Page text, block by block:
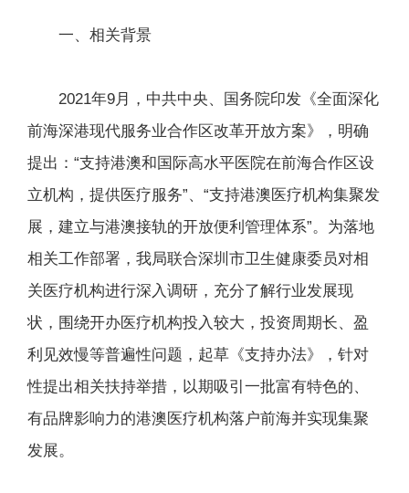
一、相关背景
2021年9月，中共中央、国务院印发《全面深化
前海深港现代服务业合作区改革开放方案》，明确
提出：“支持港澳和国际高水平医院在前海合作区设
立机构，提供医疗服务”、“支持港澳医疗机构集聚发
展，建立与港澳接轨的开放便利管理体系”。为落地
相关工作部署，我局联合深圳市卫生健康委员对相
关医疗机构进行深入调研，充分了解行业发展现
状，围绕开办医疗机构投入较大，投资周期长、盈
利见效慢等普遍性问题，起草《支持办法》，针对
性提出相关扶持举措，以期吸引一批富有特色的、
有品牌影响力的港澳医疗机构落户前海并实现集聚
发展。